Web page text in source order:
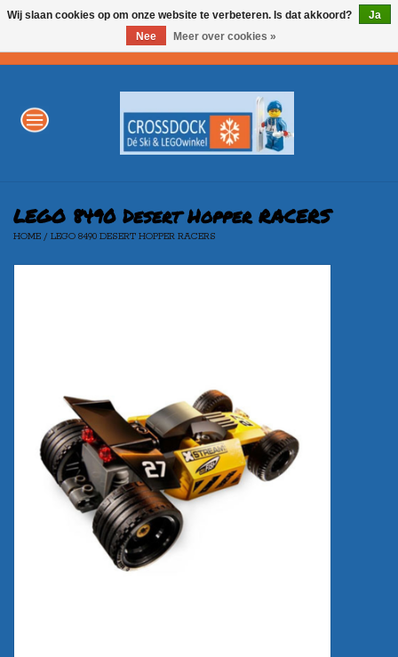
WINTERSPORT
LEGO
AKTIE
LEGO 8490 Desert Hopper RACERS
HOME / LEGO 8490 DESERT HOPPER RACERS
Wij slaan cookies op om onze website te verbeteren. Is dat akkoord?
Ja
Nee
Meer over cookies »